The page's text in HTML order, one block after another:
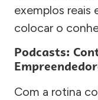
exemplos reais
colocar o
Podcasts:
Com a rotina